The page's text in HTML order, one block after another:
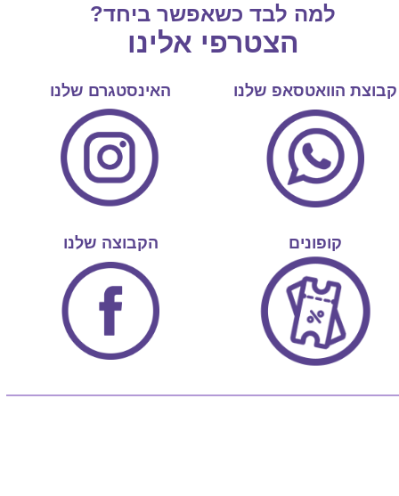
למה לבד כשאפשר ביחד?
הצטרפי אלינו
קבוצת הוואטסאפ שלנו האינסטגרם שלנו
קופונים הקבוצה שלנו